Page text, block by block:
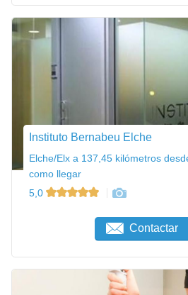
Instituto Bernabeu Elche
Elche/Elx a 137,45 kilómetros
como llegar
5,0
Contactar